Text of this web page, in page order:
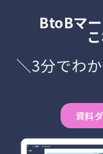
BtoBマ
＼3分でわ
資料